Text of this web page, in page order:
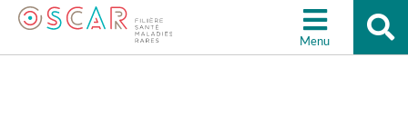
Aller à la recherche Menu